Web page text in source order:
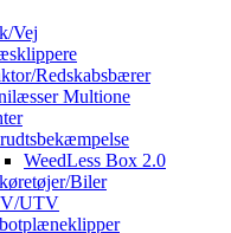
Vej
Redskabsbærer
Multione
WeedLess Box 2.0
Biler
UTV